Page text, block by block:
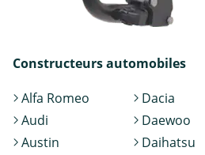
Constructeurs automobiles
Alfa Romeo
Audi
Austin
Dacia
Daewoo
Daihatsu